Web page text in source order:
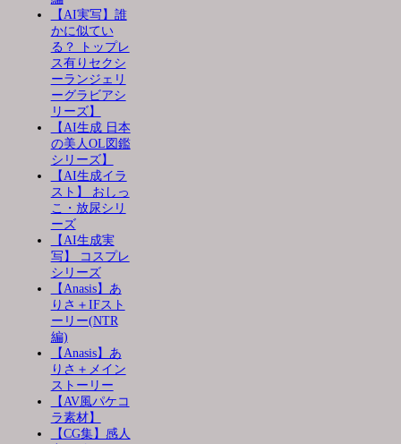
【AI実写】誰
かに似てい
る？ トップレ
ス有りセクシ
ーランジェリ
ーグラビアシ
リーズ】
【AI生成 日本
の美人OL図鑑
シリーズ】
【AI生成イラ
スト】 おしっ
こ・放尿シリ
ーズ
【AI生成実
写】 コスプレ
シリーズ
【Anasis】あ
りさ＋IFスト
ーリー(NTR
編)
【Anasis】あ
りさ＋メイン
ストーリー
【AV風パケコ
ラ素材】
【CG集】感人